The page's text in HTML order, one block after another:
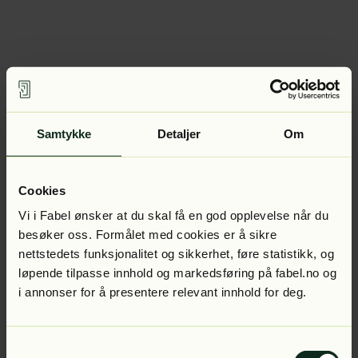
Samtykke Detaljer Om
Cookies
Vi i Fabel ønsker at du skal få en god opplevelse når du
besøker oss. Formålet med cookies er å sikre
nettstedets funksjonalitet og sikkerhet, føre statistikk, og
løpende tilpasse innhold og markedsføring på fabel.no og
i annonser for å presentere relevant innhold for deg.